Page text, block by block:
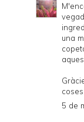
una
5 de